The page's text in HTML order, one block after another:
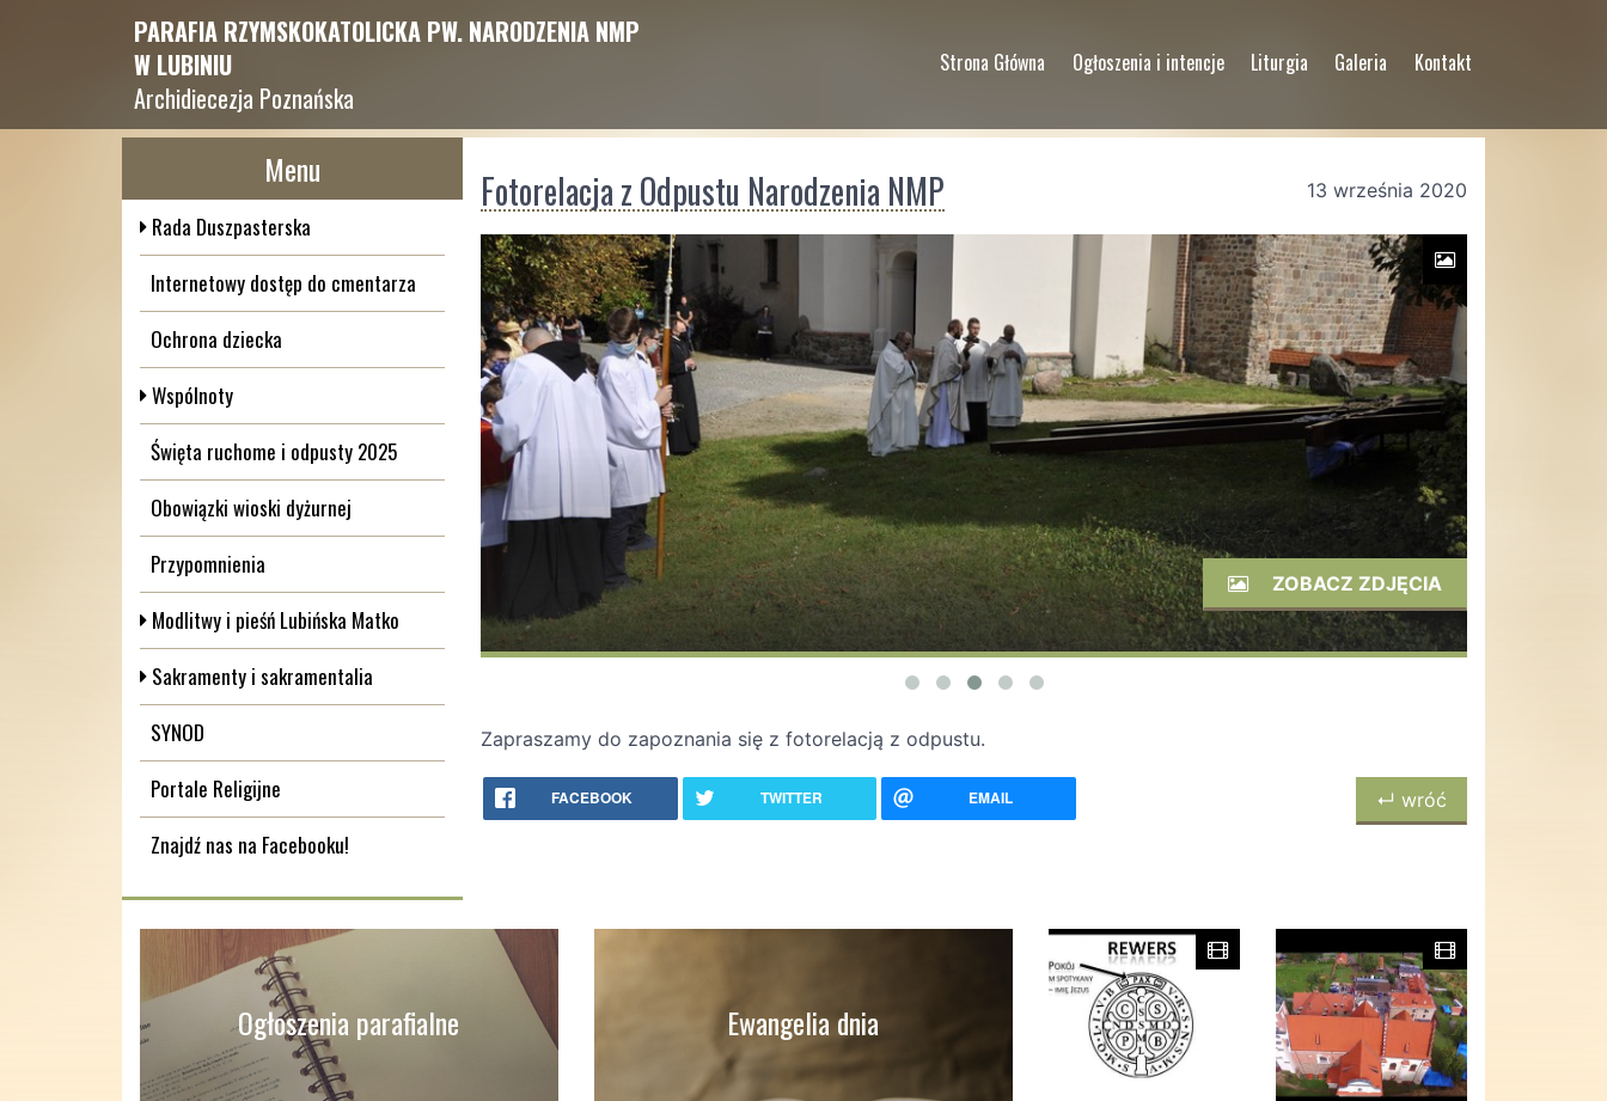
PARAFIA RZYMSKOKATOLICKA PW. NARODZENIA NMP
W LUBINIU
Archidiecezja Poznańska
Strona Główna Ogłoszenia i intencje Liturgia Galeria Kontakt
Menu
Rada Duszpasterska
Internetowy dostęp do cmentarza
Ochrona dziecka
Wspólnoty
Święta ruchome i odpusty 2025
Obowiązki wioski dyżurnej
Przypomnienia
Modlitwy i pieśń Lubińska Matko
Sakramenty i sakramentalia
SYNOD
Portale Religijne
Znajdź nas na Facebooku!
Fotorelacja z Odpustu Narodzenia NMP 13 września 2020
ZOBACZ ZDJĘCIA
Zapraszamy do zapoznania się z fotorelacją z odpustu.
FACEBOOK TWITTER EMAIL ↵ wróć
Ogłoszenia parafialne Ewangelia dnia